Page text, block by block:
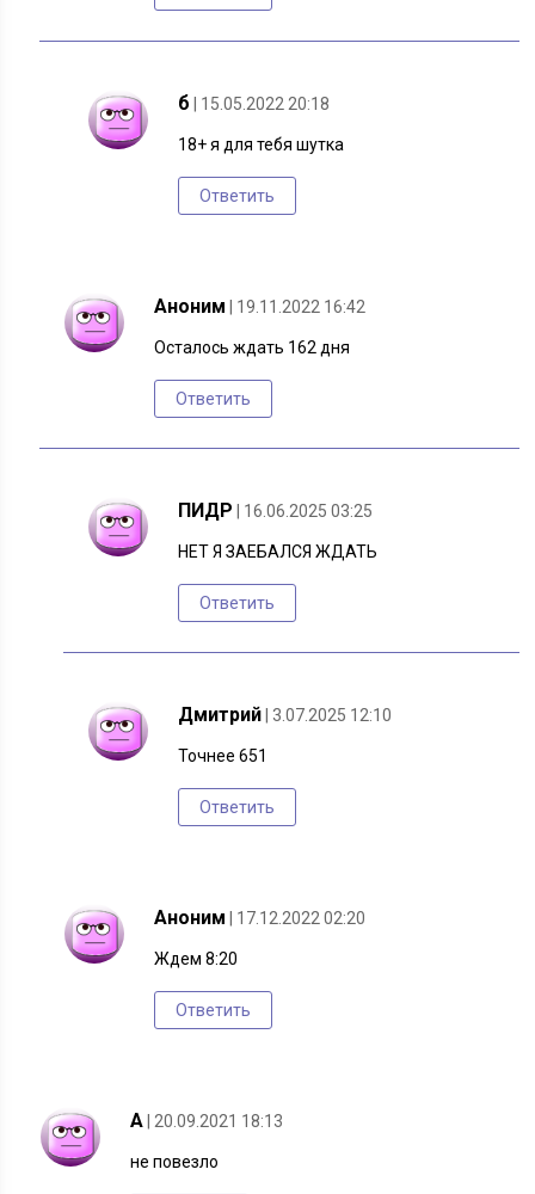
б | 15.05.2022 20:18
18+ я для тебя шутка
Ответить
Аноним | 19.11.2022 16:42
Осталось ждать 162 дня
Ответить
ПИДР | 16.06.2025 03:25
НЕТ Я ЗАЕБАЛСЯ ЖДАТЬ
Ответить
Дмитрий | 3.07.2025 12:10
Точнее 651
Ответить
Аноним | 17.12.2022 02:20
Ждем 8:20
Ответить
А | 20.09.2021 18:13
не повезло